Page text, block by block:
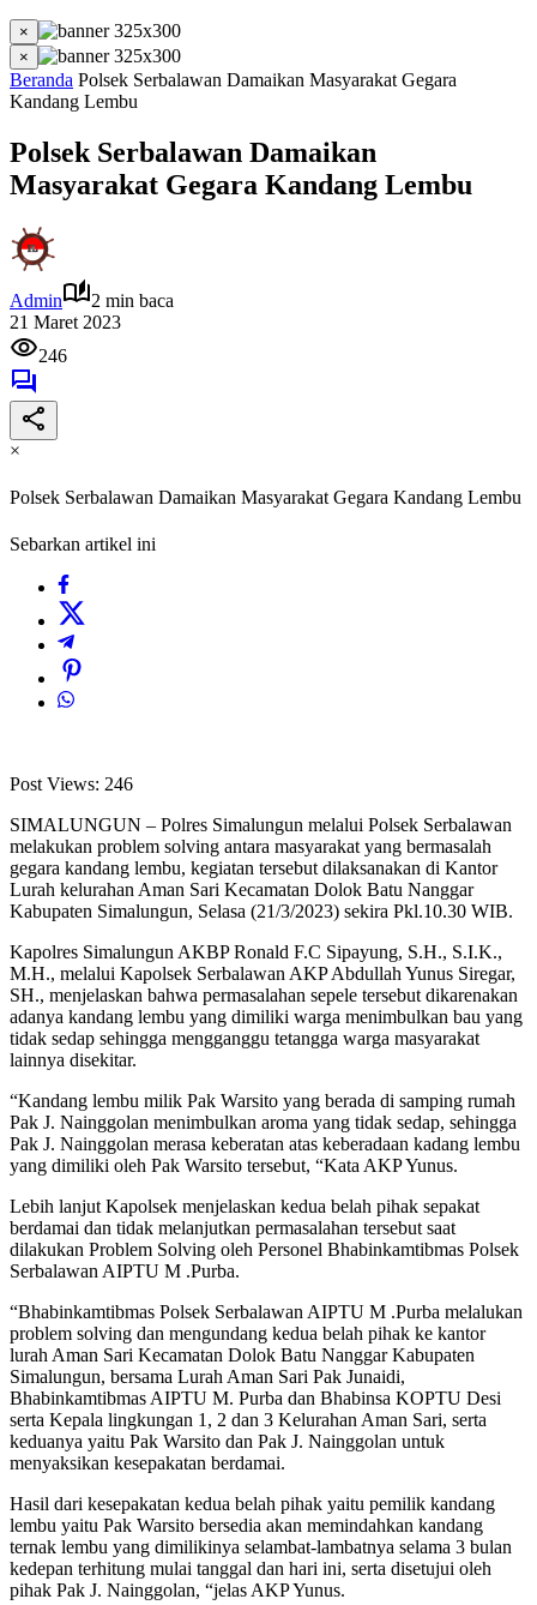
×
×
Beranda Polsek Serbalawan Damaikan Masyarakat Gegara
Kandang Lembu
Polsek Serbalawan Damaikan
Masyarakat Gegara Kandang Lembu
Admin
2 min baca
21 Maret 2023
246
×
Polsek Serbalawan Damaikan Masyarakat Gegara Kandang Lembu
Sebarkan artikel ini
Post Views: 246
SIMALUNGUN – Polres Simalungun melalui Polsek Serbalawan
melakukan problem solving antara masyarakat yang bermasalah
gegara kandang lembu, kegiatan tersebut dilaksanakan di Kantor
Lurah kelurahan Aman Sari Kecamatan Dolok Batu Nanggar
Kabupaten Simalungun, Selasa (21/3/2023) sekira Pkl.10.30 WIB.
Kapolres Simalungun AKBP Ronald F.C Sipayung, S.H., S.I.K.,
M.H., melalui Kapolsek Serbalawan AKP Abdullah Yunus Siregar,
SH., menjelaskan bahwa permasalahan sepele tersebut dikarenakan
adanya kandang lembu yang dimiliki warga menimbulkan bau yang
tidak sedap sehingga mengganggu tetangga warga masyarakat
lainnya disekitar.
“Kandang lembu milik Pak Warsito yang berada di samping rumah
Pak J. Nainggolan menimbulkan aroma yang tidak sedap, sehingga
Pak J. Nainggolan merasa keberatan atas keberadaan kadang lembu
yang dimiliki oleh Pak Warsito tersebut, “Kata AKP Yunus.
Lebih lanjut Kapolsek menjelaskan kedua belah pihak sepakat
berdamai dan tidak melanjutkan permasalahan tersebut saat
dilakukan Problem Solving oleh Personel Bhabinkamtibmas Polsek
Serbalawan AIPTU M .Purba.
“Bhabinkamtibmas Polsek Serbalawan AIPTU M .Purba melalukan
problem solving dan mengundang kedua belah pihak ke kantor
lurah Aman Sari Kecamatan Dolok Batu Nanggar Kabupaten
Simalungun, bersama Lurah Aman Sari Pak Junaidi,
Bhabinkamtibmas AIPTU M. Purba dan Bhabinsa KOPTU Desi
serta Kepala lingkungan 1, 2 dan 3 Kelurahan Aman Sari, serta
keduanya yaitu Pak Warsito dan Pak J. Nainggolan untuk
menyaksikan kesepakatan berdamai.
Hasil dari kesepakatan kedua belah pihak yaitu pemilik kandang
lembu yaitu Pak Warsito bersedia akan memindahkan kandang
ternak lembu yang dimilikinya selambat-lambatnya selama 3 bulan
kedepan terhitung mulai tanggal dan hari ini, serta disetujui oleh
pihak Pak J. Nainggolan, “jelas AKP Yunus.